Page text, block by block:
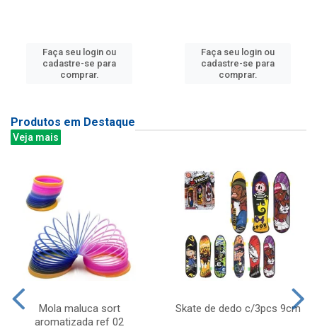
Faça seu login ou
cadastre-se para
comprar.
Faça seu login ou
cadastre-se para
comprar.
Produtos em Destaque
Veja mais
Mola maluca sort
aromatizada ref 02
Skate de dedo c/3pcs 9cm